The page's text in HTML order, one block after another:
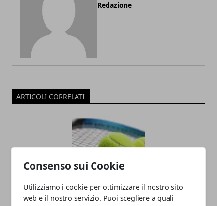
Consenso sui Cookie
Utilizziamo i cookie per ottimizzare il nostro sito
web e il nostro servizio. Puoi scegliere a quali
Redazione
ARTICOLI CORRELATI
Racchette da tennis: quanto incidono